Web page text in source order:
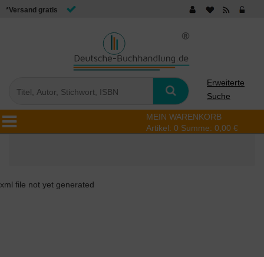
*Versand gratis
Erweiterte
Suche
MEIN WARENKORB
Artikel: 0 Summe: 0,00 €
xml file not yet generated